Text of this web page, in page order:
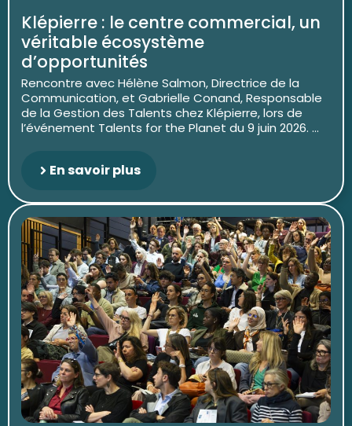
Klépierre : le centre commercial, un
véritable écosystème
d’opportunités
Rencontre avec Hélène Salmon, Directrice de la
Communication, et Gabrielle Conand, Responsable
de la Gestion des Talents chez Klépierre, lors de
l’événement Talents for the Planet du 9 juin 2026. ...
En savoir plus